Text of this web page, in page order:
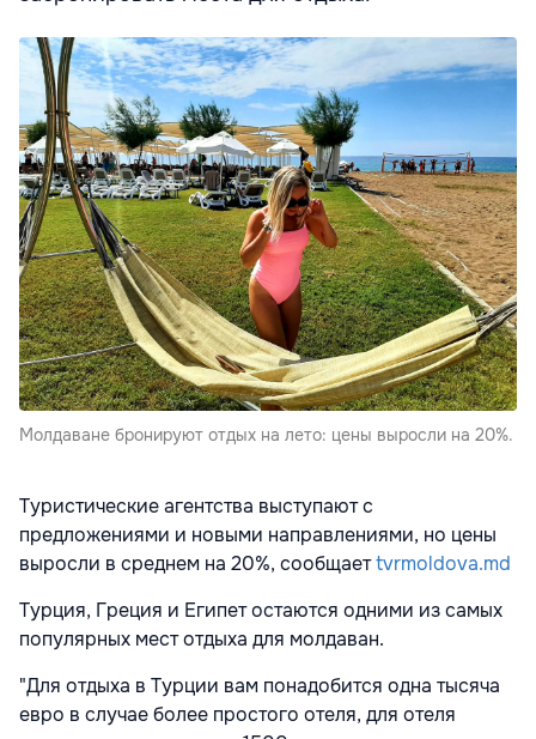
Молдаване бронируют отдых на лето: цены выросли на 20%.
Туристические агентства выступают с
предложениями и новыми направлениями, но цены
выросли в среднем на 20%, сообщаетtvrmoldova.md
Турция, Греция и Египет остаются одними из самых
популярных мест отдыха для молдаван.
"Для отдыха в Турции вам понадобится одна тысяча
евро в случае более простого отеля, для отеля